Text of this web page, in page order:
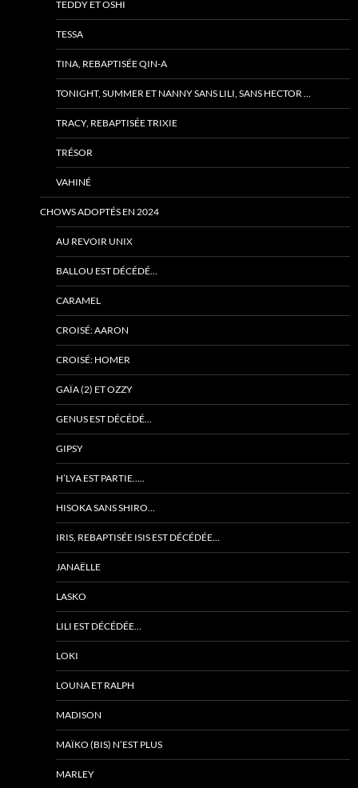
TEDDY ET OSHI
TESSA
TINA, REBAPTISÉE QIN-A
TONIGHT, SUMMER ET NANNY SANS LILI, SANS HECTOR …
TRACY, REBAPTISÉE TRIXIE
TRÉSOR
VAHINÉ
CHOWS ADOPTÉS EN 2024
AU REVOIR UNIX
BALLOU EST DÉCÉDÉ…
CARAMEL
CROISÉ: AARON
CROISÉ: HOMER
GAÏA (2) ET OZZY
GENUS EST DÉCÉDÉ…
GIPSY
H’LYA EST PARTIE…..
HISOKA SANS SHIRO…
IRIS, REBAPTISÉE ISIS EST DÉCÉDÉE…
JANAËLLE
LASKO
LILI EST DÉCÉDÉE…
LOKI
LOUNA ET RALPH
MADISON
MAÏKO (BIS) N’EST PLUS
MARLEY